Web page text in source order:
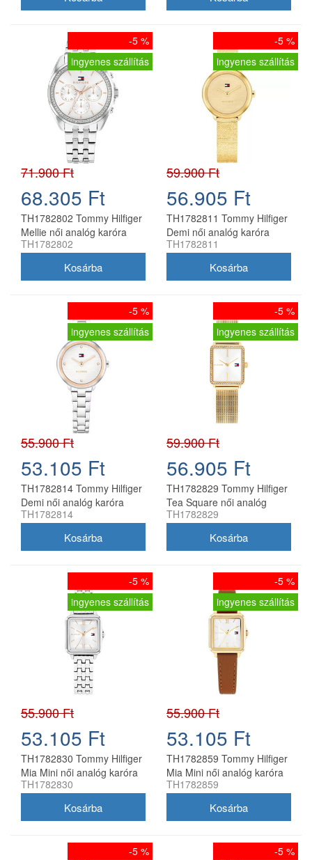
-5 %
ingyenes szállítás
71.900 Ft
68.305 Ft
TH1782802 Tommy Hilfiger
Mellie női analóg karóra
TH1782802
-5 %
ingyenes szállítás
59.900 Ft
56.905 Ft
TH1782811 Tommy Hilfiger
Demi női analóg karóra
TH1782811
-5 %
ingyenes szállítás
55.900 Ft
53.105 Ft
TH1782814 Tommy Hilfiger
Demi női analóg karóra
TH1782814
-5 %
ingyenes szállítás
59.900 Ft
56.905 Ft
TH1782829 Tommy Hilfiger
Tea Square női analóg
karóra
TH1782829
-5 %
ingyenes szállítás
55.900 Ft
53.105 Ft
TH1782830 Tommy Hilfiger
Mia Mini női analóg karóra
TH1782830
-5 %
ingyenes szállítás
55.900 Ft
53.105 Ft
TH1782859 Tommy Hilfiger
Mia Mini női analóg karóra
TH1782859
-5 %
-5 %